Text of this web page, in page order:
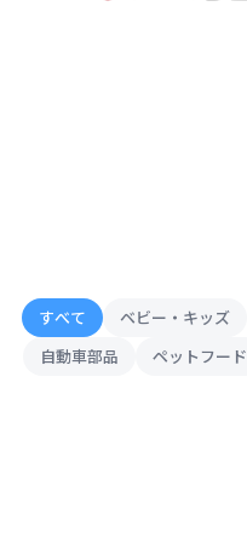
すべて ベビー・キッズ
自動車部品
ペットフード